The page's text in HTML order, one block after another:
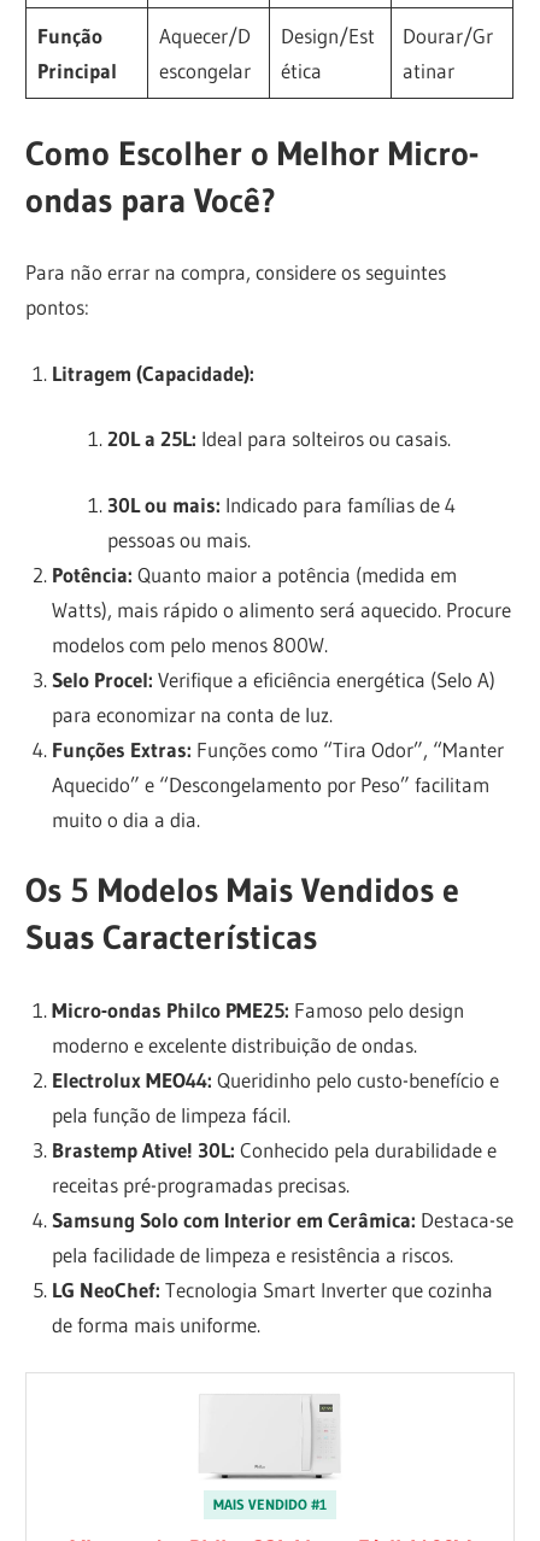
Função
Principal
Aquecer/D
escongelar
Design/Est
ética
Dourar/Gr
atinar
Como Escolher o Melhor Micro-
ondas para Você?
Para não errar na compra, considere os seguintes
pontos:
Litragem (Capacidade):
20L a 25L: Ideal para solteiros ou casais.
30L ou mais: Indicado para famílias de 4
pessoas ou mais.
Potência: Quanto maior a potência (medida em
Watts), mais rápido o alimento será aquecido. Procure
modelos com pelo menos 800W.
Selo Procel: Verifique a eficiência energética (Selo A)
para economizar na conta de luz.
Funções Extras: Funções como “Tira Odor”, “Manter
Aquecido” e “Descongelamento por Peso” facilitam
muito o dia a dia.
Os 5 Modelos Mais Vendidos e
Suas Características
Micro-ondas Philco PME25: Famoso pelo design
moderno e excelente distribuição de ondas.
Electrolux MEO44: Queridinho pelo custo-benefício e
pela função de limpeza fácil.
Brastemp Ative! 30L: Conhecido pela durabilidade e
receitas pré-programadas precisas.
Samsung Solo com Interior em Cerâmica: Destaca-se
pela facilidade de limpeza e resistência a riscos.
LG NeoChef: Tecnologia Smart Inverter que cozinha
de forma mais uniforme.
MAIS VENDIDO #1